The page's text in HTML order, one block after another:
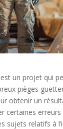
un projet qui
pièges
obtenir un
certaines
sujets relatifs à